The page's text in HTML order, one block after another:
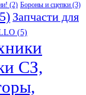
(2) Бороны и сцепки (3)
Запчасти для
(5)
СЗ,